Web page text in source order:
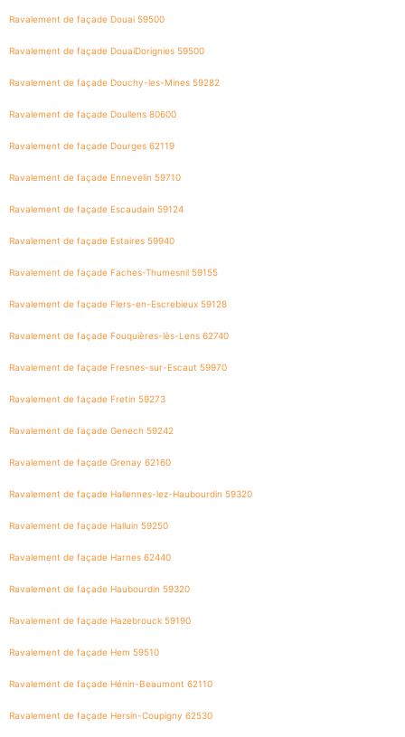
Ravalement de façade Douai 59500
Ravalement de façade DouaiDorignies 59500
Ravalement de façade Douchy-les-Mines 59282
Ravalement de façade Doullens 80600
Ravalement de façade Dourges 62119
Ravalement de façade Ennevelin 59710
Ravalement de façade Escaudain 59124
Ravalement de façade Estaires 59940
Ravalement de façade Faches-Thumesnil 59155
Ravalement de façade Flers-en-Escrebieux 59128
Ravalement de façade Fouquières-lès-Lens 62740
Ravalement de façade Fresnes-sur-Escaut 59970
Ravalement de façade Fretin 59273
Ravalement de façade Genech 59242
Ravalement de façade Grenay 62160
Ravalement de façade Hallennes-lez-Haubourdin 59320
Ravalement de façade Halluin 59250
Ravalement de façade Harnes 62440
Ravalement de façade Haubourdin 59320
Ravalement de façade Hazebrouck 59190
Ravalement de façade Hem 59510
Ravalement de façade Hénin-Beaumont 62110
Ravalement de façade Hersin-Coupigny 62530